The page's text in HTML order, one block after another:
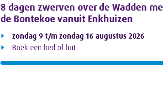
8 dagen zwerven over de Wadden
de Bontekoe vanuit Enkhuizen
zondag 9 t/m zondag 16 augustus 2026
Boek een bed of hut